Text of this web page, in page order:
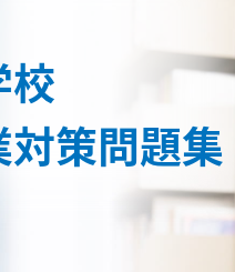
校
策問題集